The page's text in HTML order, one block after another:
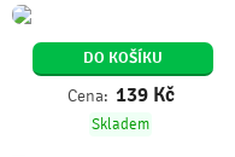
DO KOŠÍKU
Cena: 139 Kč
Skladem